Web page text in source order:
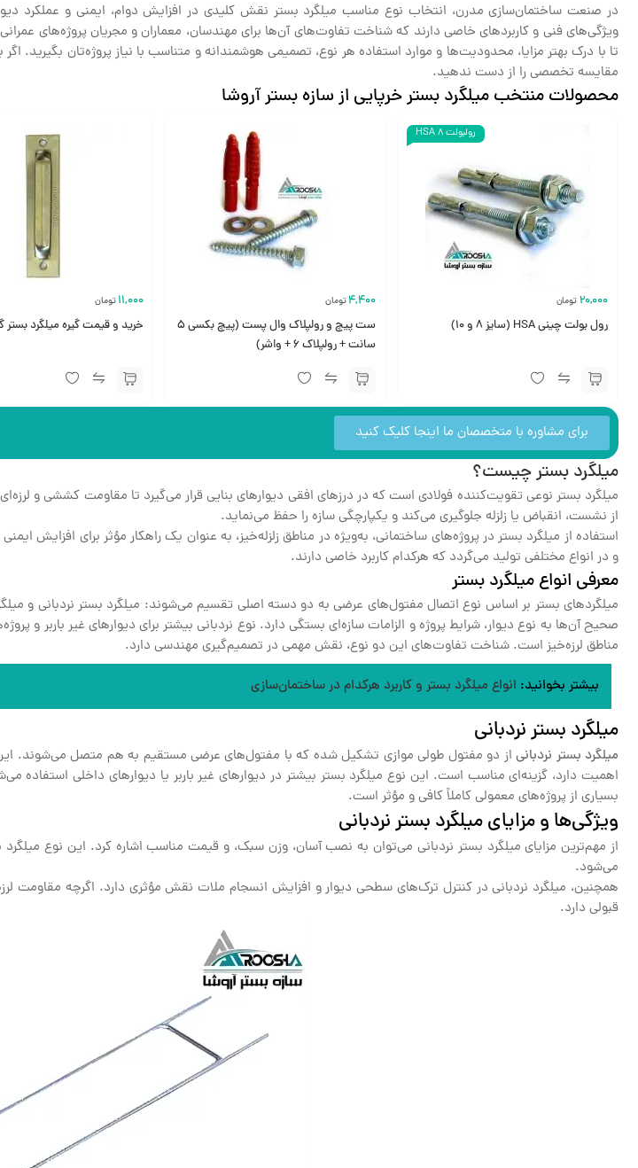
در صنعت ساختمان‌سازی مدرن، انتخاب نوع مناسب میلگرد بستر نقش کلیدی در افزایش دوام، ایمنی و عملکرد
ویژگی‌های فنی و کاربردهای خاصی دارند که شناخت تفاوت‌های آن‌ها برای مهندسان، معماران و مجریان پروژه‌های
تا با درک بهتر مزایا، محدودیت‌ها و موارد استفاده هر نوع، تصمیمی هوشمندانه و متناسب با نیاز پروژه‌تان بگیرید.
مقایسه تخصصی را از دست ندهید.
محصولات منتخب میلگرد بستر خرپایی از سازه بستر آروشا
رولبولت 8 HSA
20,000تومان
رول بولت چینی HSA (سایز ۸ و ۱۰)
4,400 تومان
ست پیچ و رولپلاک وال پست (پیچ بکسی ۵
سانت + رولپلاک ۶ + واشر)
11,000 تومان
خرید و قیمت گیره میلگرد بستر
برای مشاوره با متخصصان ما اینجا کلیک کنید
میلگرد بستر چیست؟
میلگرد بستر نوعی تقویت‌کننده فولادی است که در درزهای افقی دیوارهای بنایی قرار می‌گیرد تا مقاومت کششی و
از نشست، انقباض یا زلزله جلوگیری می‌کند و یکپارچگی سازه را حفظ می‌نماید.
استفاده از میلگرد بستر در پروژه‌های ساختمانی، به‌ویژه در مناطق زلزله‌خیز، به عنوان یک راهکار مؤثر برای افزایش
و در انواع مختلفی تولید می‌گردد که هرکدام کاربرد خاصی دارند.
معرفی انواع میلگرد بستر
میلگردهای بستر بر اساس نوع اتصال مفتول‌های عرضی به دو دسته اصلی تقسیم می‌شوند: میلگرد بستر نردبانی و
صحیح آن‌ها به نوع دیوار، شرایط پروژه و الزامات سازه‌ای بستگی دارد. نوع نردبانی بیشتر برای دیوارهای غیر باربر و
مناطق لرزه‌خیز است. شناخت تفاوت‌های این دو نوع، نقش مهمی در تصمیم‌گیری مهندسی دارد.
بیشتر بخوانید: انواع میلگرد بستر و کاربرد هرکدام در ساختمان‌سازی
میلگرد بستر نردبانی
میلگرد بستر نردبانیاز دو مفتول طولی موازی تشکیل شده که با مفتول‌های عرضی مستقیم به هم متصل می‌شوند. این
اهمیت دارد، گزینه‌ای مناسب است. این نوع میلگرد بستر بیشتر در دیوارهای غیر باربر یا دیوارهای داخلی استفاده
بسیاری از پروژه‌های معمولی کاملاً کافی و مؤثر است.
ویژگی‌ها و مزایای میلگرد بستر نردبانی
از مهم‌ترین مزایای میلگرد بستر نردبانی می‌توان به نصب آسان، وزن سبک، و قیمت مناسب اشاره کرد. این نوع
می‌شود.
همچنین، میلگرد نردبانی در کنترل ترک‌های سطحی دیوار و افزایش انسجام ملات نقش مؤثری دارد. اگرچه مقاومت
قبولی دارد.